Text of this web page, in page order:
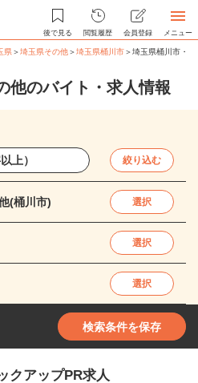
後で見る 閲覧履歴 会員登録 メニュー
県＞埼玉県その他＞埼玉県桶川市＞埼玉県桶川市・
他のバイト・求人情報
絞り込む
(桶川市) 選択
選択
選択
検索条件を保存
クアップPR求人